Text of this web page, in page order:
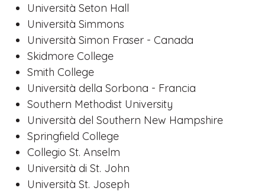
Università Seton Hall
Università Simmons
Università Simon Fraser - Canada
Skidmore College
Smith College
Università della Sorbona - Francia
Southern Methodist University
Università del Southern New Hampshire
Springfield College
Collegio St. Anselm
Università di St. John
Università St. Joseph